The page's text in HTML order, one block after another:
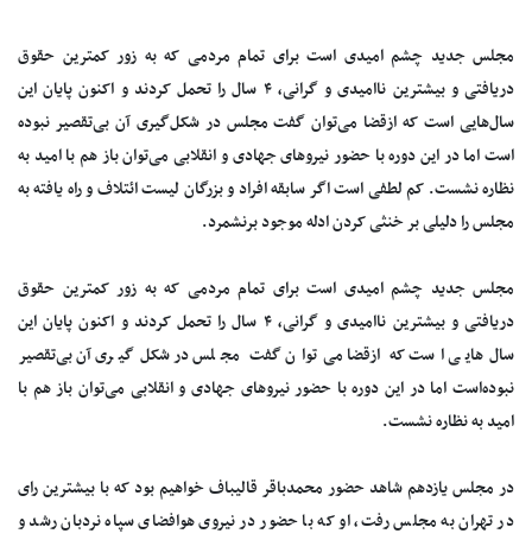
مجلس جدید چشم امیدی است برای تمام مردمی که به زور کمترین حقوق
دریافتی و بیشترین ناامیدی و گرانی، ۴ سال را تحمل کردند و اکنون پایان این
سال‌هایی است که ازقضا می‌توان گفت مجلس در شکل‌گیری آن بی‌تقصیر نبوده‌
است اما در این دوره با حضور نیروهای جهادی و انقلابی می‌توان باز هم با امید به
نظاره نشست. کم لطفی است اگر سابقه افراد و بزرگان لیست ائتلاف و راه یافته به
مجلس را دلیلی بر خنثی کردن ادله موجود برنشمرد.
مجلس جدید چشم امیدی است برای تمام مردمی که به زور کمترین حقوق
دریافتی و بیشترین ناامیدی و گرانی، ۴ سال را تحمل کردند و اکنون پایان این
سال‌هایی است که ازقضا می‌توان گفت مجلس در شکل‌گیری آن بی‌تقصیر
نبوده‌است اما در این دوره با حضور نیروهای جهادی و انقلابی می‌توان باز هم با
امید به نظاره نشست.
در مجلس یازدهم شاهد حضور محمدباقر قالیباف خواهیم بود که با بیشترین رای
در تهران به مجلس رفت، او که با حضور در نیروی هوافضای سپاه نردبان رشد و